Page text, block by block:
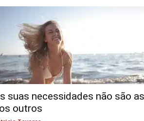
suas necessidades não são as
outros